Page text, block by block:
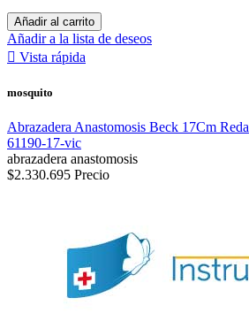
Añadir al carrito
Añadir a la lista de deseos
 Vista rápida
mosquito
Abrazadera Anastomosis Beck 17Cm Reda
61190-17-vic
abrazadera anastomosis
$2.330.695 Precio